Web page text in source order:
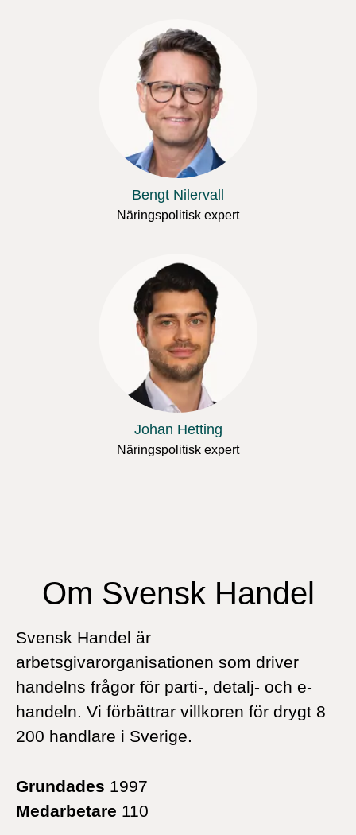
Bengt Nilervall
Näringspolitisk expert
Johan Hetting
Näringspolitisk expert
Om Svensk Handel
Svensk Handel är
arbetsgivarorganisationen som driver
handelns frågor för parti-, detalj- och e-
handeln. Vi förbättrar villkoren för drygt 8
200 handlare i Sverige.
Grundades 1997
Medarbetare 110